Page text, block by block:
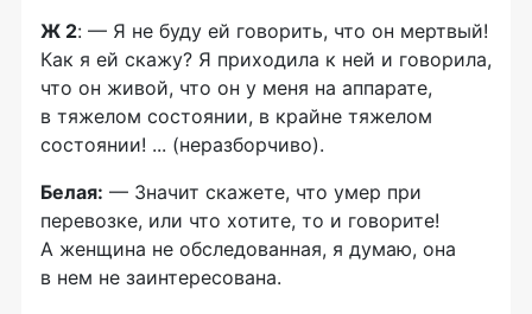
Ж 2: — Я не буду ей говорить, что он мертвый!
Как я ей скажу? Я приходила к ней и говорила,
что он живой, что он у меня на аппарате,
в тяжелом состоянии, в крайне тяжелом
состоянии! ... (неразборчиво).
Белая: — Значит скажете, что умер при
перевозке, или что хотите, то и говорите!
А женщина не обследованная, я думаю, она
в нем не заинтересована.